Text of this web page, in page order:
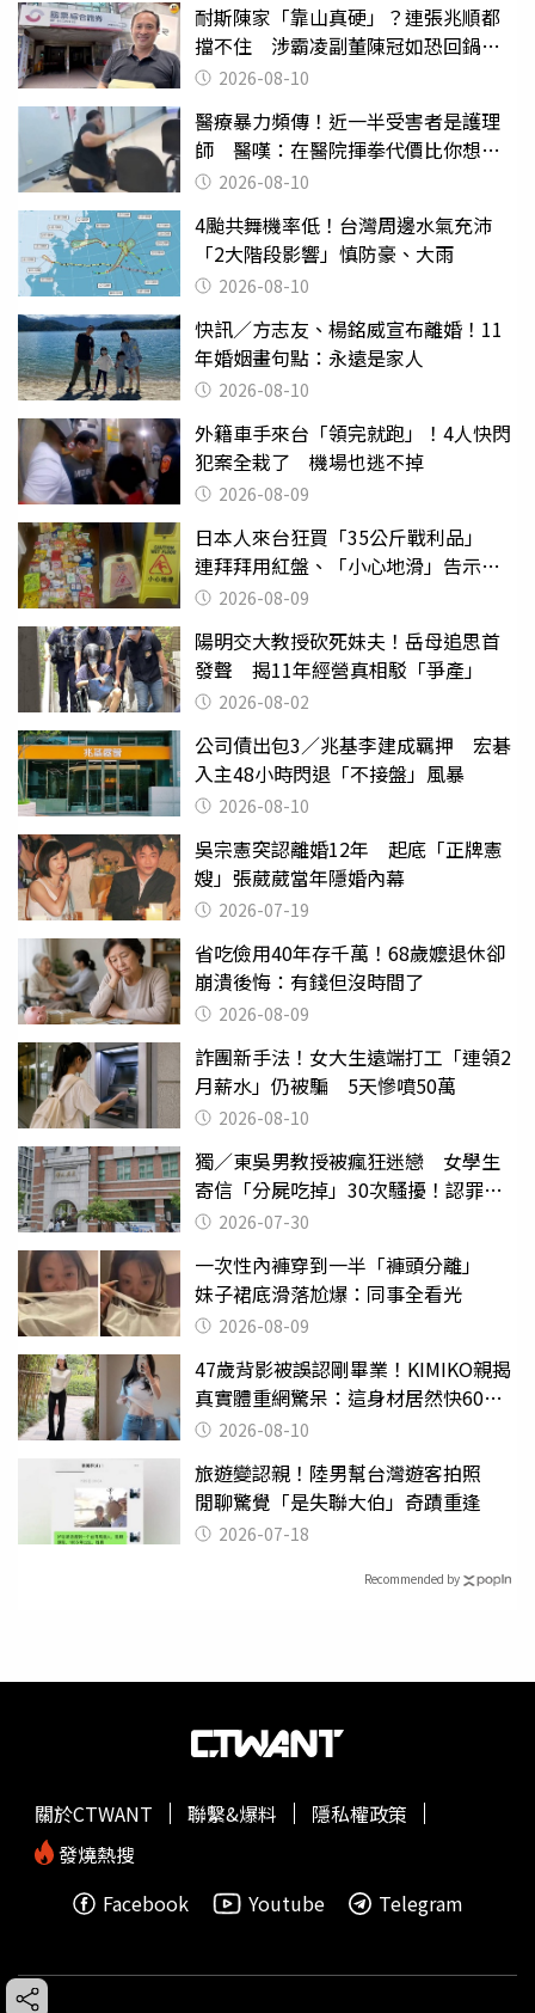
耐斯陳家「靠山真硬」？連張兆順都
擋不住 涉霸凌副董陳冠如恐回鍋國
票證2026-08-10
醫療暴力頻傳！近一半受害者是護理
師 醫嘆：在醫院揮拳代價比你想像
的還要大
2026-08-10
4颱共舞機率低！台灣周邊水氣充沛
「2大階段影響」慎防豪、大雨
2026-08-10
快訊／方志友、楊銘威宣布離婚！11
年婚姻畫句點：永遠是家人
2026-08-10
外籍車手來台「領完就跑」！4人快閃
犯案全栽了 機場也逃不掉
2026-08-09
日本人來台狂買「35公斤戰利品」
連拜拜用紅盤、「小心地滑」告示牌
也帶回家
2026-08-09
陽明交大教授砍死妹夫！岳母追思首
發聲 揭11年經營真相駁「爭產」
2026-08-02
公司債出包3／兆基李建成羈押 宏碁
入主48小時閃退「不接盤」風暴
2026-08-10
吳宗憲突認離婚12年 起底「正牌憲
嫂」張葳葳當年隱婚內幕
2026-07-19
省吃儉用40年存千萬！68歲嬤退休卻
崩潰後悔：有錢但沒時間了
2026-08-09
詐團新手法！女大生遠端打工「連領2
月薪水」仍被騙 5天慘噴50萬
2026-08-10
獨／東吳男教授被瘋狂迷戀 女學生
寄信「分屍吃掉」30次騷擾！認罪免
關 2026-07-30
一次性內褲穿到一半「褲頭分離」
妹子裙底滑落尬爆：同事全看光
2026-08-09
47歲背影被誤認剛畢業！KIMIKO親揭
真實體重網驚呆：這身材居然快60公
斤？2026-08-10
旅遊變認親！陸男幫台灣遊客拍照
閒聊驚覺「是失聯大伯」奇蹟重逢
2026-07-18
Recommended by
關於CTWANT 聯繫&爆料
隱私權政策
發燒熱搜
Facebook
Youtube Telegram